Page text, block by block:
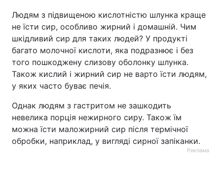
Людям з підвищеною кислотністю шлунка краще
не їсти сир, особливо жирний і домашній. Чим
шкідливий сир для таких людей? У продукті
багато молочної кислоти, яка подразнює і без
того пошкоджену слизову оболонку шлунка.
Також кислий і жирний сир не варто їсти людям,
у яких часто буває печія.
Однак людям з гастритом не зашкодить
невелика порція нежирного сиру. Також їм
можна їсти маложирний сир після термічної
обробки, наприклад, у вигляді сирної запіканки.
Реклама